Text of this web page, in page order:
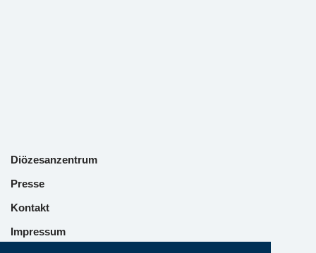
Diözesanzentrum
Presse
Kontakt
Impressum